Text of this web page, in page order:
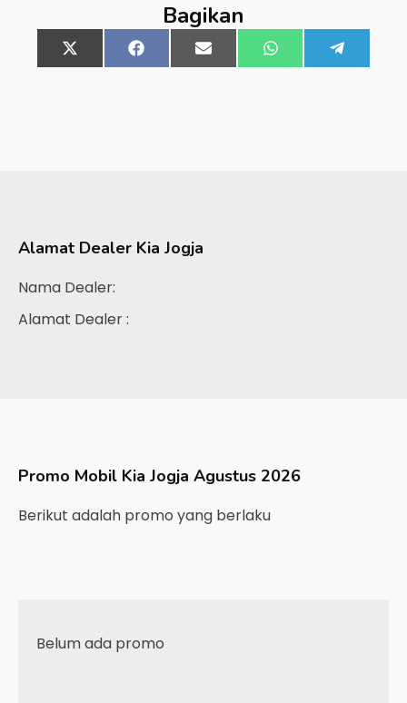
Bagikan
Share
on
X
(Twitter)
Share
on
FacebookShare
on
Email Share
on
WhatsApp
on
Alamat Dealer Kia Jogja
Nama Dealer:
Alamat Dealer :
Promo Mobil Kia Jogja Agustus 2026
Berikut adalah promo yang berlaku
Belum ada promo